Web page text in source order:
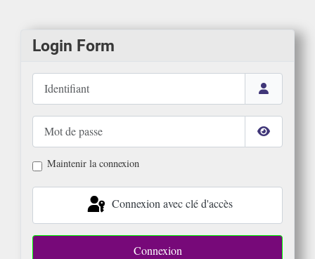
Login Form
Identifiant
Mot de passe
Afficher le
Maintenir la connexion
Connexion avec clé d'accès
Connexion